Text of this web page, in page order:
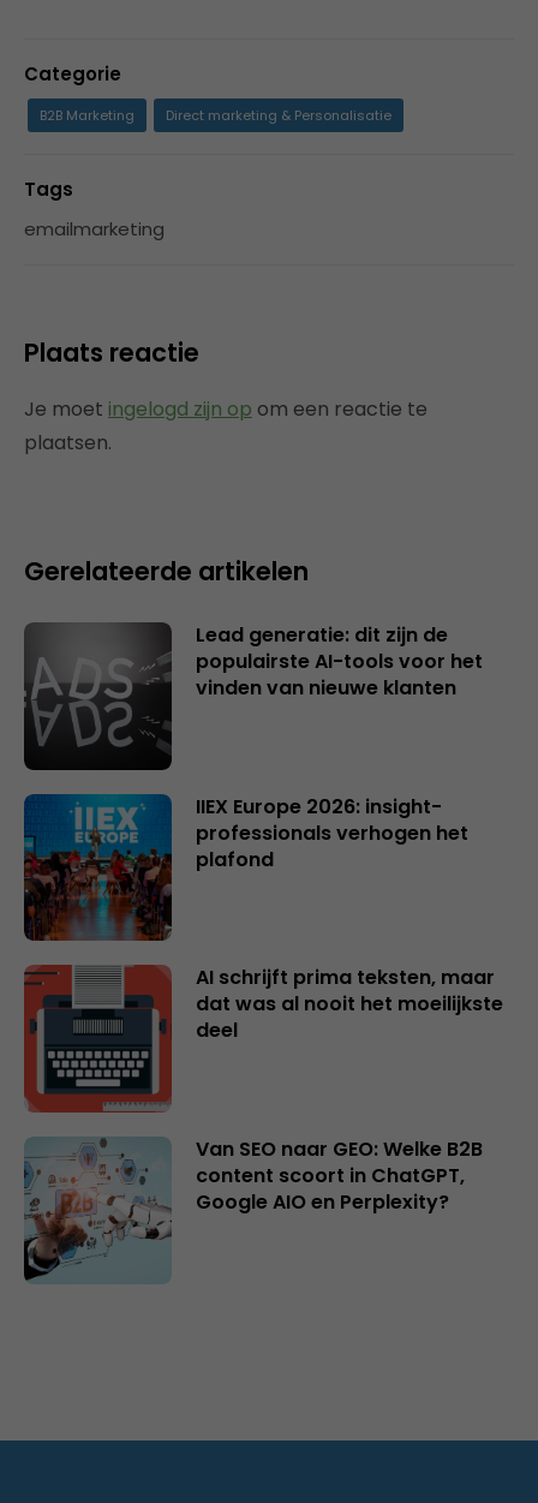
Categorie
B2B Marketing Direct marketing & Personalisatie
Tags
emailmarketing
Plaats reactie
Je moet ingelogd zijn op om een reactie te
plaatsen.
Gerelateerde artikelen
Lead generatie: dit zijn de
populairste AI-tools voor het
vinden van nieuwe klanten
IIEX Europe 2026: insight-
professionals verhogen het
plafond
AI schrijft prima teksten, maar
dat was al nooit het moeilijkste
deel
Van SEO naar GEO: Welke B2B
content scoort in ChatGPT,
Google AIO en Perplexity?